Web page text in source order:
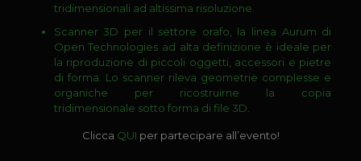
tridimensionali ad altissima risoluzione.
Scanner 3D per il settore orafo, la linea Aurum di
Open Technologies ad alta definizione è ideale per
la riproduzione di piccoli oggetti, accessori e pietre
di forma. Lo scanner rileva geometrie complesse e
organiche per ricostruirne la copia
tridimensionale sotto forma di file 3D.
Clicca QUI per partecipare all’evento!